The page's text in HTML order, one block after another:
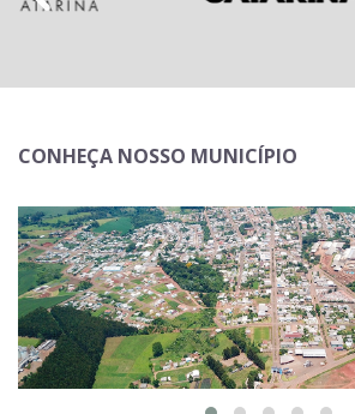
CONHEÇA NOSSO MUNICÍPIO